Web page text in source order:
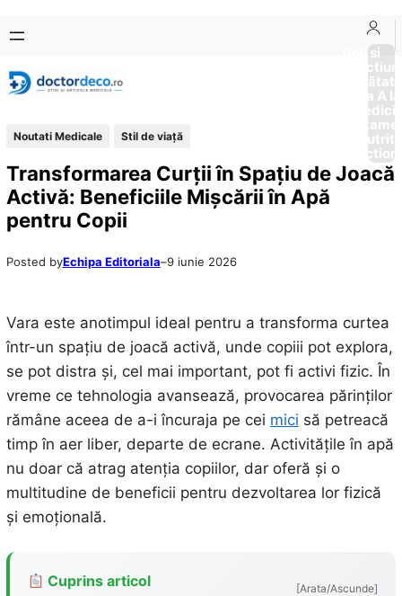
conținut
content
Boli si
Afectiuni
Sănătate
de la A
Noutati Medicale Stil de viaţă
Transformarea Curții în Spațiu de Joacă
Activă: Beneficiile Mișcării în Apă
pentru Copii
Posted byEchipa Editoriala–9 iunie 2026
Vara este anotimpul ideal pentru a transforma curtea
într-un spațiu de joacă activă, unde copiii pot explora,
se pot distra și, cel mai important, pot fi activi fizic. În
vreme ce tehnologia avansează, provocarea părinților
rămâne aceea de a-i încuraja pe cei mici să petreacă
timp în aer liber, departe de ecrane. Activitățile în apă
nu doar că atrag atenția copiilor, dar oferă și o
multitudine de beneficii pentru dezvoltarea lor fizică
și emoțională.
Cuprins articol [Arata/Ascunde]